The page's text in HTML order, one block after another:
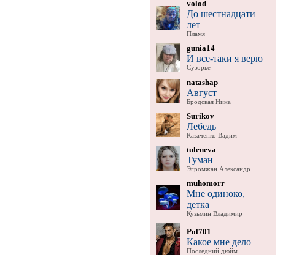
volod
До шестнадцати
лет
Пламя
gunia14
И все-таки я верю
Сузорье
natashap
Август
Бродская Нина
Surikov
Лебедь
Казаченко Вадим
tuleneva
Туман
Эгромжан Александр
muhomorr
Мне одиноко,
детка
Кузьмин Владимир
Pol701
Какое мне дело
Последний дюйм